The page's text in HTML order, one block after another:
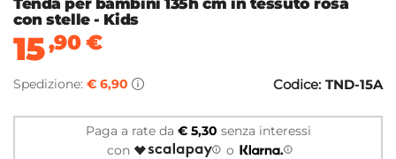
Tenda per bambini 135h cm in tessuto rosa
con stelle - Kids
15,90€
Spedizione: € 6,90 Codice: TND-15A
Paga a rate da € 5,30 senza interessi
con
o